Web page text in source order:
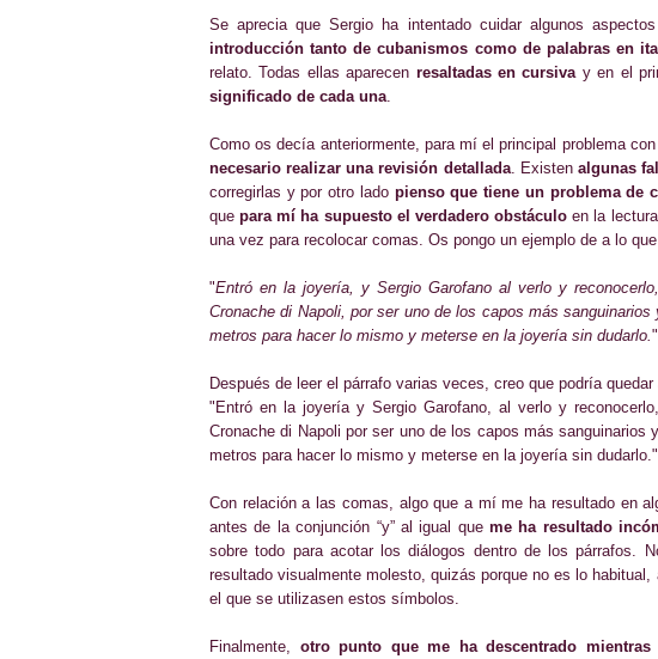
Se aprecia que Sergio ha intentado cuidar algunos
introducción tanto de cubanismos como de palabras en
relato. Todas ellas aparecen resaltadas en cursiva y en el
significado de cada una
Como os decía anteriormente, para mí el principal problema
necesario realizar una revisión detallada. Existen algunas
corregirlas y por otro lado pienso que tiene un problema de
que para mí ha supuesto el verdadero obstáculo en la
una vez para recolocar comas. Os pongo un ejemplo de a lo
"Entró en la joyería, y Sergio Garofano al verlo y
Cronache di Napoli, por ser uno de los capos más
metros para hacer lo mismo y meterse en la joyería sin dudarlo. "
Después de leer el párrafo varias veces, creo que podría
"Entró en la joyería y Sergio Garofano, al verlo y
Cronache di Napoli por ser uno de los capos más sanguinarios
metros para hacer lo mismo y meterse en la joyería sin dudarlo."
Con relación a las comas, algo que a mí me ha resultado en
antes de la conjunción “y” al igual queme ha resultado
sobre todo para acotar los diálogos dentro de los
resultado visualmente molesto, quizás porque no es lo
el que se utilizasen estos símbolos.
Finalmente, otro punto que me ha descentrado